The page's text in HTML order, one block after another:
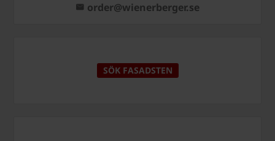
order@wienerberger.se
SÖK FASADSTEN